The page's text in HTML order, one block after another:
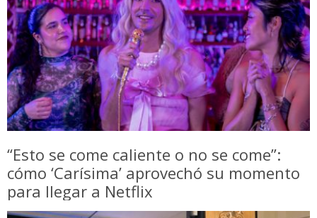
“Esto se come caliente o no se come”:
cómo ‘Carísima’ aprovechó su momento
para llegar a Netflix